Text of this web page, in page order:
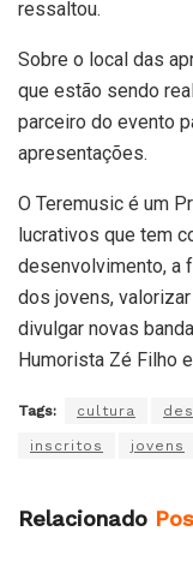
ressaltou.
Sobre o local das
que estão sendo
parceiro do evento
apresentações.
O Teremusic é um
lucrativos que tem
desenvolvimento, a
dos jovens,
divulgar novas
Humorista Zé Filho
Tags: cultura
inscritos jovens
Relacionado